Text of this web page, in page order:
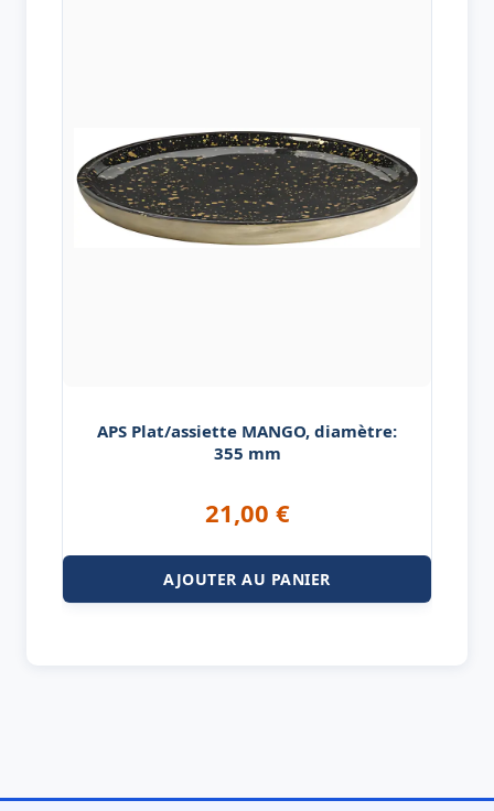
APS Plat/assiette MANGO, diamètre:
355 mm
21,00 €
AJOUTER AU PANIER